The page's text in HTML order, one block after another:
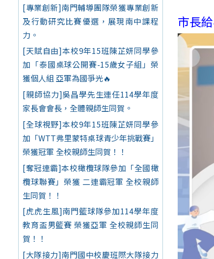
[專業創新]南門輔導團隊榮獲專業創新
及行動研究比賽優選，展現南中課程
力。
[天賦自由]本校9年15班陳芷妍同學參
加「泰國桌球公開賽-15歲女子組」榮
獲個人組 亞軍為國爭光🔥
[親師協力]吳昌學先生連任114學年度
家長會會長，全體親師生同賀。
[全球視野]本校9年15班陳芷妍同學參
加「WTT弗里蒙特桌球青少年挑戰賽」
榮獲冠軍 全校親師生同賀！！
[奪冠連霸]本校橄欖球隊參加「全國橄
欖球聯賽」榮獲 二連霸冠軍 全校親師
生同賀！！
[虎虎生風]南門籃球隊參加114學年度
教育盃男籃賽 榮獲亞軍 全校親師生同
賀！！
[大隊接力]南門國中校慶班際大隊接力
市長